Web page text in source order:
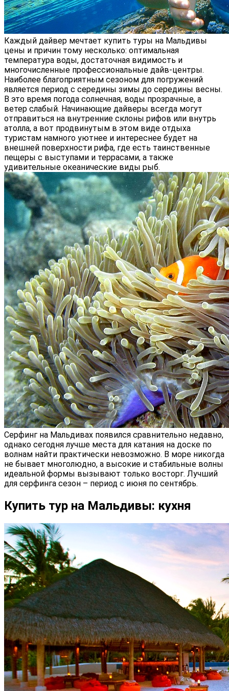
Каждый дайвер мечтает купить туры на Мальдивы
цены и причин тому несколько: оптимальная
температура воды, достаточная видимость и
многочисленные профессиональные дайв-центры.
Наиболее благоприятным сезоном для погружений
является период с середины зимы до середины весны.
В это время погода солнечная, воды прозрачные, а
ветер слабый. Начинающие дайверы всегда могут
отправиться на внутренние склоны рифов или внутрь
атолла, а вот продвинутым в этом виде отдыха
туристам намного уютнее и интереснее будет на
внешней поверхности рифа, где есть таинственные
пещеры с выступами и террасами, а также
удивительные океанические виды рыб.
Серфинг на Мальдивах появился сравнительно недавно,
однако сегодня лучше места для катания на доске по
волнам найти практически невозможно. В море никогда
не бывает многолюдно, а высокие и стабильные волны
идеальной формы вызывают только восторг. Лучший
для серфинга сезон – период с июня по сентябрь.
Купить тур на Мальдивы: кухня